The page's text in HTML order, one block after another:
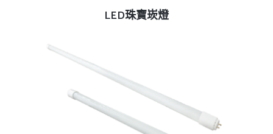
查看內容
LED珠寶崁燈